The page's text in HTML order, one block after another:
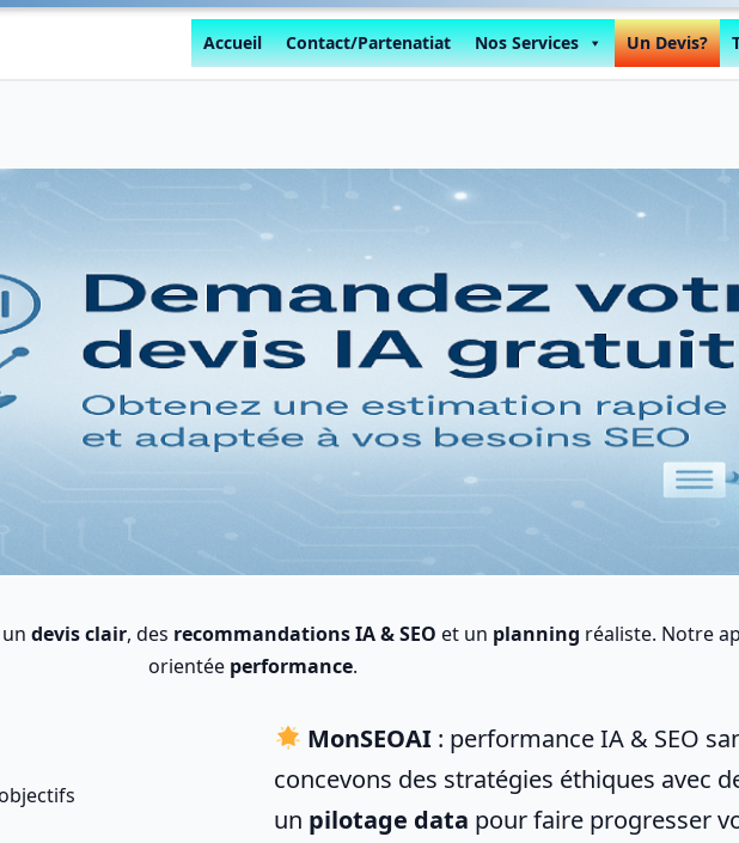
Accueil Contact/Partenatiat Nos Services Un Devis?
undevis clair, des recommandations IA & SEO et un planning réaliste. Notre
orientée performance.
MonSEOAI : performance IA & SEO
concevons des stratégies éthiques avec
un pilotage data pour faire progresser